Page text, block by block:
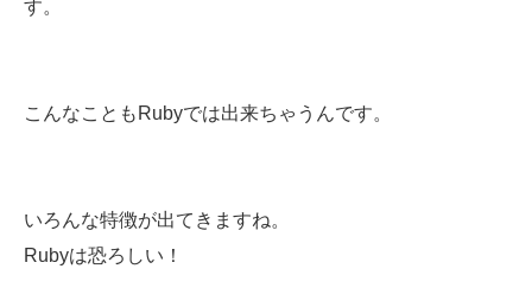
す。
こんなこともRubyでは出来ちゃうんです。
いろんな特徴が出てきますね。
Rubyは恐ろしい！